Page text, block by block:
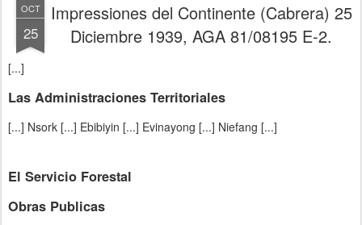
OCT
25
Impressiones del Continente (Cabrera) 25
Diciembre 1939, AGA 81/08195 E-2.
[...]
Las Administraciones Territoriales
[...] Nsork [...] Ebibiyin [...] Evinayong [...] Niefang [...]
El Servicio Forestal
Obras Publicas